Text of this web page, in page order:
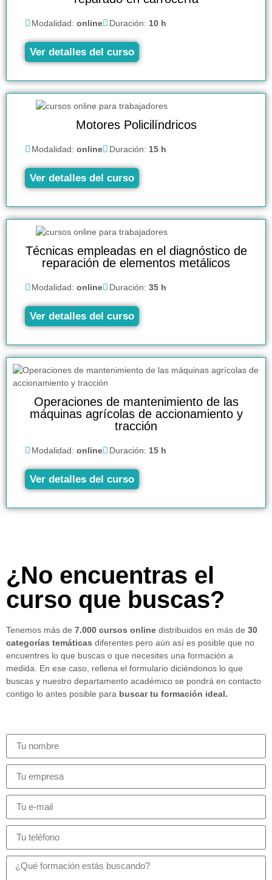
Modalidad: online Duración: 10 h
Ver detalles del curso
Motores Policilíndricos
Modalidad: online Duración: 15 h
Ver detalles del curso
Técnicas empleadas en el diagnóstico de
reparación de elementos metálicos
Modalidad: online Duración: 35 h
Ver detalles del curso
Operaciones de mantenimiento de las
máquinas agrícolas de accionamiento y
tracción
Modalidad: online Duración: 15 h
Ver detalles del curso
¿No encuentras el
curso que buscas?
Tenemos más de 7.000 cursos online distribuidos en más de 30
categorías temáticas diferentes pero aún así es posible que no
encuentres lo que buscas o que necesites una formación a
medida. En ese caso, rellena el formulario diciéndonos lo que
buscas y nuestro departamento académico se pondrá en contacto
contigo lo antes posible para buscar tu formación ideal.